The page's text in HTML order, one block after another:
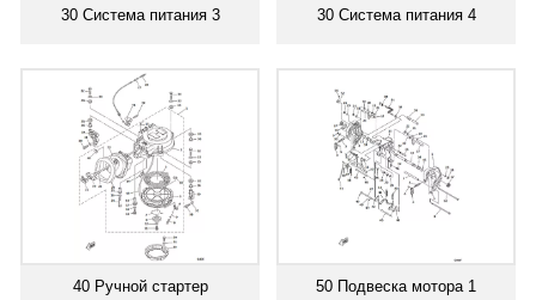
30 Система питания 3 30 Система питания 4
40 Ручной стартер 50 Подвеска мотора 1